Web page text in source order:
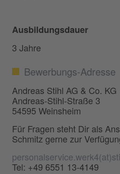
Ausbildungsdauer
3 Jahre
Bewerbungs-Adresse
Andreas Stihl AG & Co. KG
Andreas-Stihl-Straße 3
54595 Weinsheim
Für Fragen steht Dir als
Schmitz gerne zur
Tel: +49 6551 13-4149